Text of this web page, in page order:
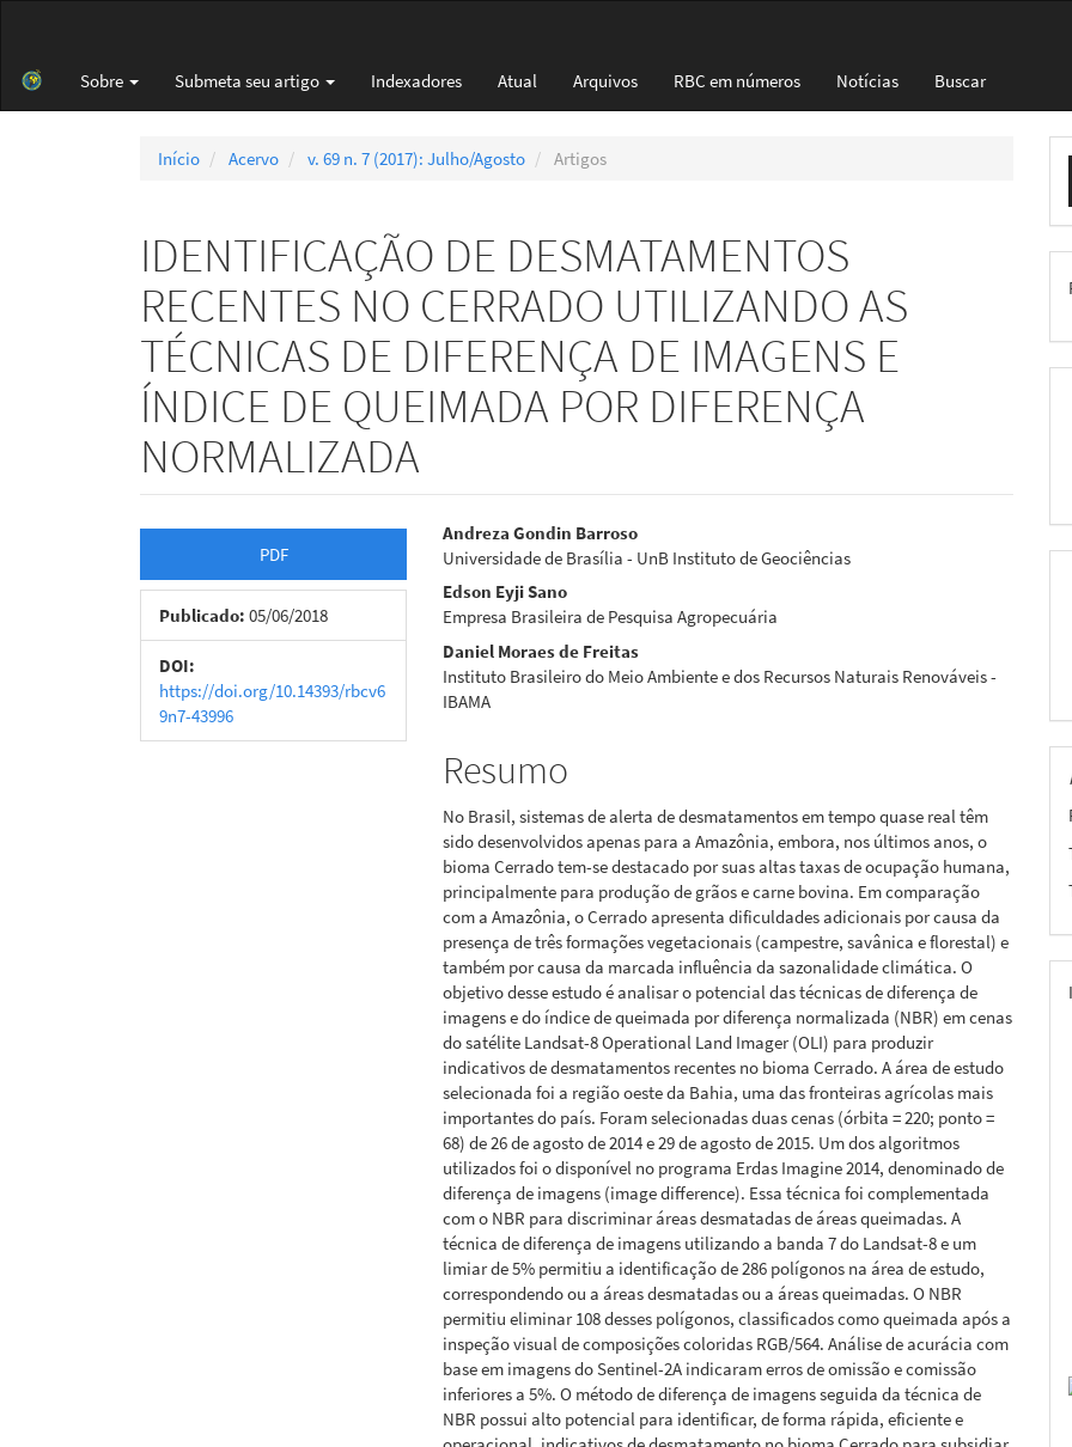
principal
Barra
Sobre Submeta seu artigo Indexadores Atual Arquivos RBC em números Notícias Buscar
Início Acervo v. 69 n. 7 (2017): Julho/Agosto Artigos
IDENTIFICAÇÃO DE DESMATAMENTOS
RECENTES NO CERRADO UTILIZANDO AS
TÉCNICAS DE DIFERENÇA DE IMAGENS E
ÍNDICE DE QUEIMADA POR DIFERENÇA
NORMALIZADA
Barra
lateral
de
artigos
PDF
Publicado: 05/06/2018
DOI:
https://doi.org/10.14393/rbcv6
9n7-43996
Conteúdo
do
artigo
principal
Andreza Gondin Barroso
Universidade de Brasília - UnB Instituto de Geociências
Edson Eyji Sano
Empresa Brasileira de Pesquisa Agropecuária
Daniel Moraes de Freitas
Instituto Brasileiro do Meio Ambiente e dos Recursos Naturais Renováveis -
IBAMA
Resumo
No Brasil, sistemas de alerta de desmatamentos em tempo quase real têm
sido desenvolvidos apenas para a Amazônia, embora, nos últimos anos, o
bioma Cerrado tem-se destacado por suas altas taxas de ocupação humana,
principalmente para produção de grãos e carne bovina. Em comparação
com a Amazônia, o Cerrado apresenta dificuldades adicionais por causa da
presença de três formações vegetacionais (campestre, savânica e florestal) e
também por causa da marcada influência da sazonalidade climática. O
objetivo desse estudo é analisar o potencial das técnicas de diferença de
imagens e do índice de queimada por diferença normalizada (NBR) em cenas
do satélite Landsat-8 Operational Land Imager (OLI) para produzir
indicativos de desmatamentos recentes no bioma Cerrado. A área de estudo
selecionada foi a região oeste da Bahia, uma das fronteiras agrícolas mais
importantes do país. Foram selecionadas duas cenas (órbita = 220; ponto =
68) de 26 de agosto de 2014 e 29 de agosto de 2015. Um dos algoritmos
utilizados foi o disponível no programa Erdas Imagine 2014, denominado de
diferença de imagens (image difference). Essa técnica foi complementada
com o NBR para discriminar áreas desmatadas de áreas queimadas. A
técnica de diferença de imagens utilizando a banda 7 do Landsat-8 e um
limiar de 5% permitiu a identificação de 286 polígonos na área de estudo,
correspondendo ou a áreas desmatadas ou a áreas queimadas. O NBR
permitiu eliminar 108 desses polígonos, classificados como queimada após a
inspeção visual de composições coloridas RGB/564. Análise de acurácia com
base em imagens do Sentinel-2A indicaram erros de omissão e comissão
inferiores a 5%. O método de diferença de imagens seguida da técnica de
NBR possui alto potencial para identificar, de forma rápida, eficiente e